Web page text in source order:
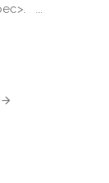
...